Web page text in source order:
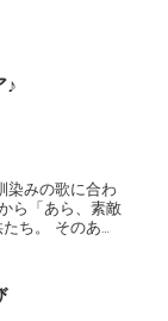
♪
ら「あら、素敵
あと